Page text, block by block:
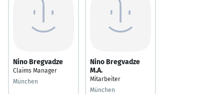
Nino Bregvadze
Claims Manager
München
Nino Bregvadze
M.A.
Mitarbeiter
München